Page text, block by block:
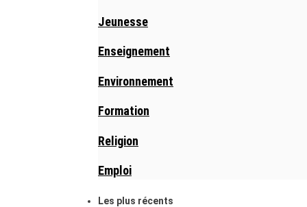
Jeunesse
Enseignement
Environnement
Formation
Religion
Emploi
Les plus récents